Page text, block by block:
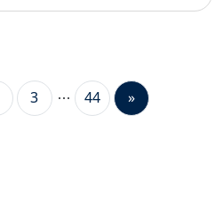
3 44 »